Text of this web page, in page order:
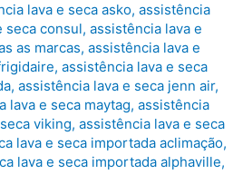
lava e seca asko, assistência
seca consul, assistência lava e
as marcas, assistência lava e
, assistência lava e seca
, assistência lava e seca jenn air,
lava e seca maytag, assistência
viking, assistência lava e seca
lava e seca importada aclimação,
lava e seca importada alphaville,